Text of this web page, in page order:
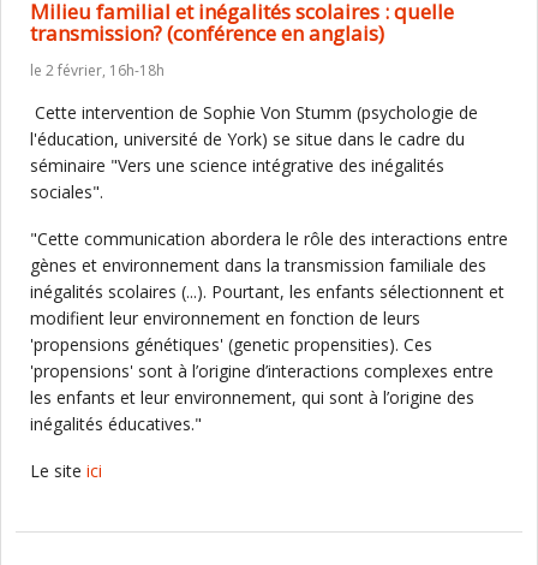
Milieu familial et inégalités scolaires : quelle
transmission? (conférence en anglais)
le 2 février, 16h-18h
Cette intervention de Sophie Von Stumm (psychologie de
l'éducation, université de York) se situe dans le cadre du
séminaire "Vers une science intégrative des inégalités
sociales".
"Cette communication abordera le rôle des interactions entre
gènes et environnement dans la transmission familiale des
inégalités scolaires (...). Pourtant, les enfants sélectionnent et
modifient leur environnement en fonction de leurs
'propensions génétiques' (genetic propensities). Ces
'propensions' sont à l’origine d’interactions complexes entre
les enfants et leur environnement, qui sont à l’origine des
inégalités éducatives."
Le site ici